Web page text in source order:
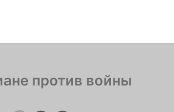
против войны